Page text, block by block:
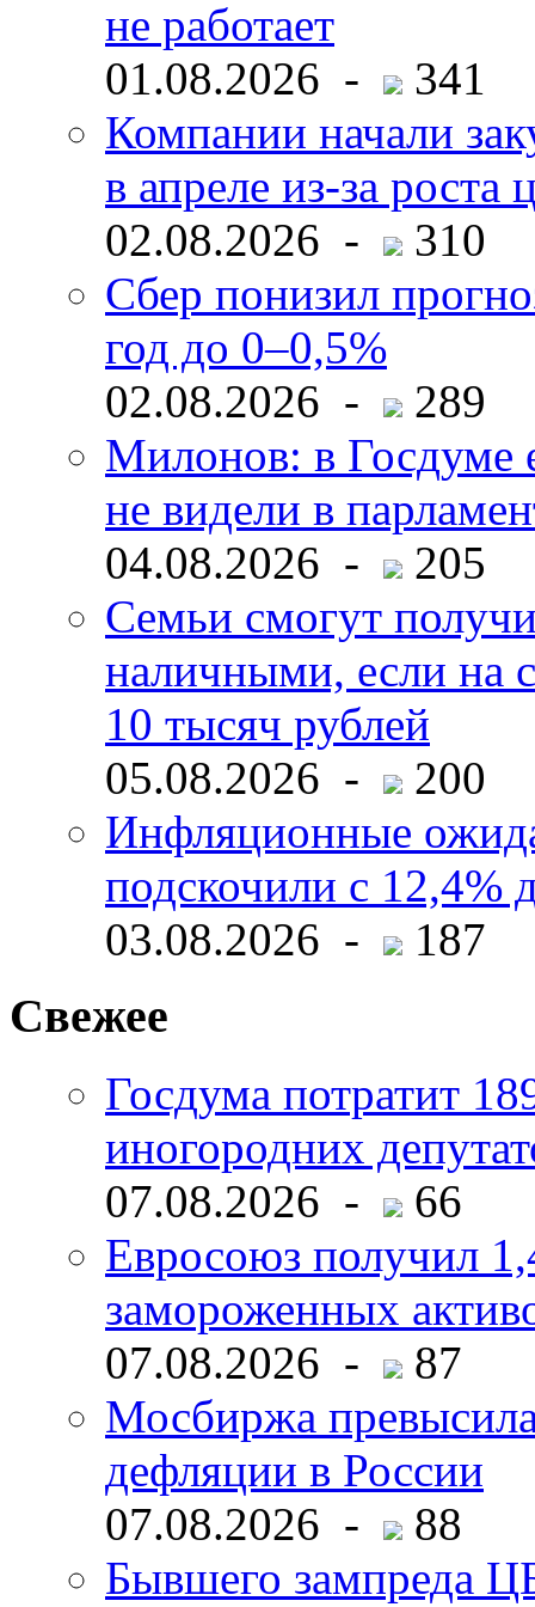
не работает
01.08.2026 -
341
Компании начали
в апреле из-за роста
02.08.2026 -
310
Сбер понизил
год до 0–0,5%
02.08.2026 -
289
Милонов: в Госдуме
не видели в
04.08.2026 -
205
Семьи смогут
наличными, если на
10 тысяч рублей
05.08.2026 -
200
Инфляционные
подскочили с 12,4%
03.08.2026 -
187
Свежее
Госдума потратит
иногородних
07.08.2026 -
66
Евросоюз получил
замороженных
07.08.2026 -
87
Мосбиржа
дефляции в России
07.08.2026 -
88
Бывшего зампреда